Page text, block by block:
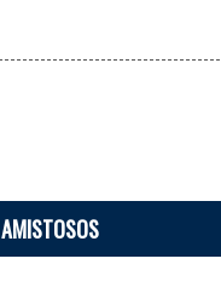
AMISTOSOS